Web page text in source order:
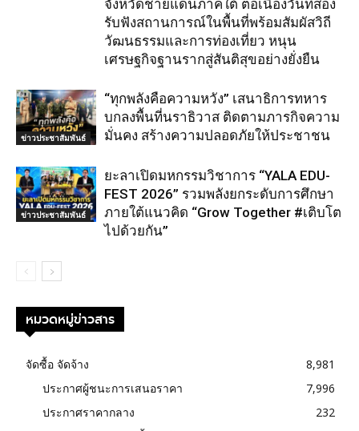
จังหวัดชายแดนภาคใต้ ต่อเนื่องวันที่สอง
รับฟังสถานการณ์ในพื้นที่พร้อมสัมผัสวิถี
วัฒนธรรมและการท่องเที่ยว หนุน
เศรษฐกิจฐานรากสู่สันติสุขอย่างยั่งยืน
ข่าวประชาสัมพันธ์
“ทุกพลังคือความหวัง” เสนาธิการทหาร
บกลงพื้นที่นราธิวาส ติดตามภารกิจความ
มั่นคง สร้างความปลอดภัยให้ประชาชน
ข่าวประชาสัมพันธ์
ยะลาเปิดมหกรรมวิชาการ “YALA EDU-
FEST 2026” รวมพลังยกระดับการศึกษา
ภายใต้แนวคิด “Grow Together #เติบโต
ไปด้วยกัน”
หมวดหมู่ข่าวสาร
จัดซื้อ จัดจ้าง
8,981
ประกาศผู้ชนะการเสนอราคา
7,996
ประกาศราคากลาง
232